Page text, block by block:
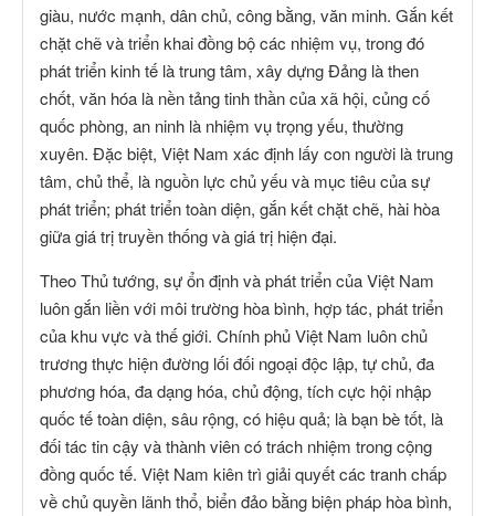
giàu, nước mạnh, dân chủ, công bằng, văn minh. Gắn kết
chặt chẽ và triển khai đồng bộ các nhiệm vụ, trong đó
phát triển kinh tế là trung tâm, xây dựng Đảng là then
chốt, văn hóa là nền tảng tinh thần của xã hội, củng cố
quốc phòng, an ninh là nhiệm vụ trọng yếu, thường
xuyên. Đặc biệt, Việt Nam xác định lấy con người là trung
tâm, chủ thể, là nguồn lực chủ yếu và mục tiêu của sự
phát triển; phát triển toàn diện, gắn kết chặt chẽ, hài hòa
giữa giá trị truyền thống và giá trị hiện đại.
Theo Thủ tướng, sự ổn định và phát triển của Việt Nam
luôn gắn liền với môi trường hòa bình, hợp tác, phát triển
của khu vực và thế giới. Chính phủ Việt Nam luôn chủ
trương thực hiện đường lối đối ngoại độc lập, tự chủ, đa
phương hóa, đa dạng hóa, chủ động, tích cực hội nhập
quốc tế toàn diện, sâu rộng, có hiệu quả; là bạn bè tốt, là
đối tác tin cậy và thành viên có trách nhiệm trong cộng
đồng quốc tế. Việt Nam kiên trì giải quyết các tranh chấp
về chủ quyền lãnh thổ, biển đảo bằng biện pháp hòa bình,